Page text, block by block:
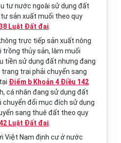
tư nước ngoài sử dụng đất
sản xuất muối theo quy
Luật Đất đai
trực tiếp sản xuất nông
trồng thủy sản, làm muối
tiền sử dụng đất nhưng đang
trại phải chuyển sang
Điểm b Khoản 4 Điều 142
cá nhân đang sử dụng đất
chuyển đổi mục đích sử dụng
sang thuê đất theo quy
Luật Đất đai
Việt Nam định cư ở nước